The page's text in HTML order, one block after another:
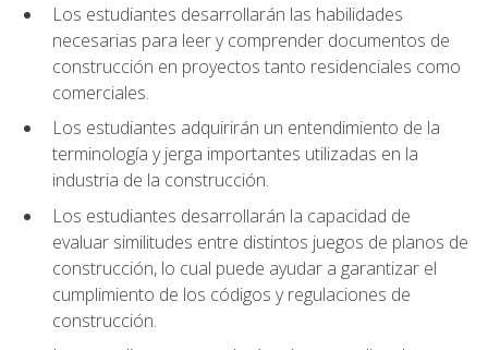
Los estudiantes desarrollarán las habilidades
necesarias para leer y comprender documentos de
construcción en proyectos tanto residenciales como
comerciales.
Los estudiantes adquirirán un entendimiento de la
terminología y jerga importantes utilizadas en la
industria de la construcción.
Los estudiantes desarrollarán la capacidad de
evaluar similitudes entre distintos juegos de planos de
construcción, lo cual puede ayudar a garantizar el
cumplimiento de los códigos y regulaciones de
construcción.